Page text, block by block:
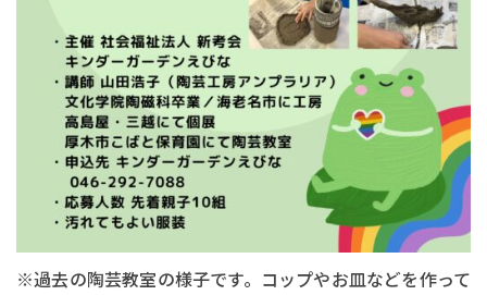
※過去の陶芸教室の様子です。コップやお皿などを作って